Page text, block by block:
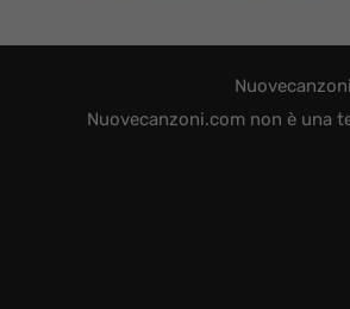
Nuovecanzoni.com non è una